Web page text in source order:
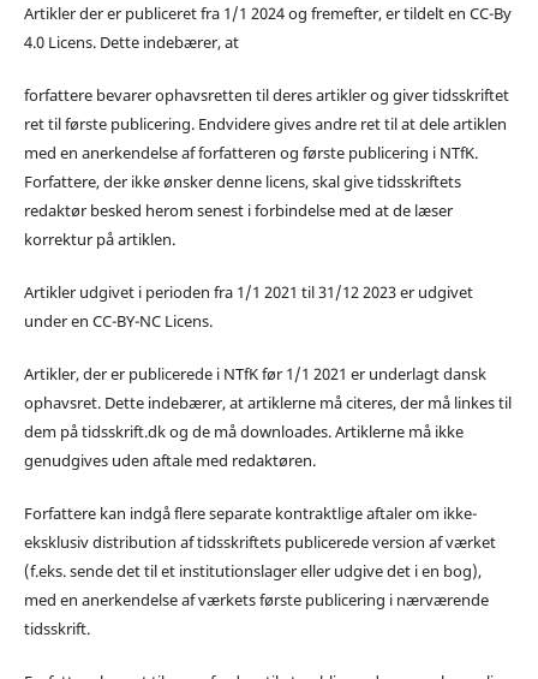
Artikler der er publiceret fra 1/1 2024 og fremefter, er tildelt en CC-By
4.0 Licens. Dette indebærer, at
forfattere bevarer ophavsretten til deres artikler og giver tidsskriftet
ret til første publicering. Endvidere gives andre ret til at dele artiklen
med en anerkendelse af forfatteren og første publicering i NTfK.
Forfattere, der ikke ønsker denne licens, skal give tidsskriftets
redaktør besked herom senest i forbindelse med at de læser
korrektur på artiklen.
Artikler udgivet i perioden fra 1/1 2021 til 31/12 2023 er udgivet
under en CC-BY-NC Licens.
Artikler, der er publicerede i NTfK før 1/1 2021 er underlagt dansk
ophavsret. Dette indebærer, at artiklerne må citeres, der må linkes til
dem på tidsskrift.dk og de må downloades. Artiklerne må ikke
genudgives uden aftale med redaktøren.
Forfattere kan indgå flere separate kontraktlige aftaler om ikke-
eksklusiv distribution af tidsskriftets publicerede version af værket
(f.eks. sende det til et institutionslager eller udgive det i en bog),
med en anerkendelse af værkets første publicering i nærværende
tidsskrift.